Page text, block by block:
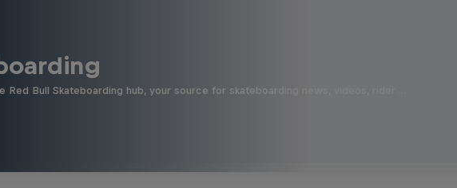
Red Bull Skateboarding hub, your source for skateboarding news, videos, rider …